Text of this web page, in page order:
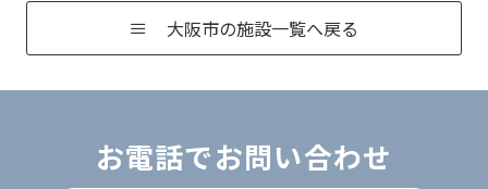
大阪市の施設一覧へ戻る
お電話でお問い合わせ